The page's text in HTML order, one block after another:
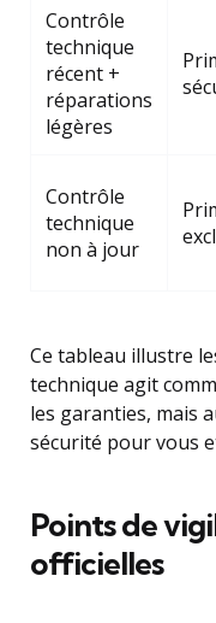
Contrôle
technique
récent +
réparations
légères
Contrôle
technique
non à jour
Ce tableau illustre
technique agit
les garanties, mais
sécurité pour vous
Points de
officielles